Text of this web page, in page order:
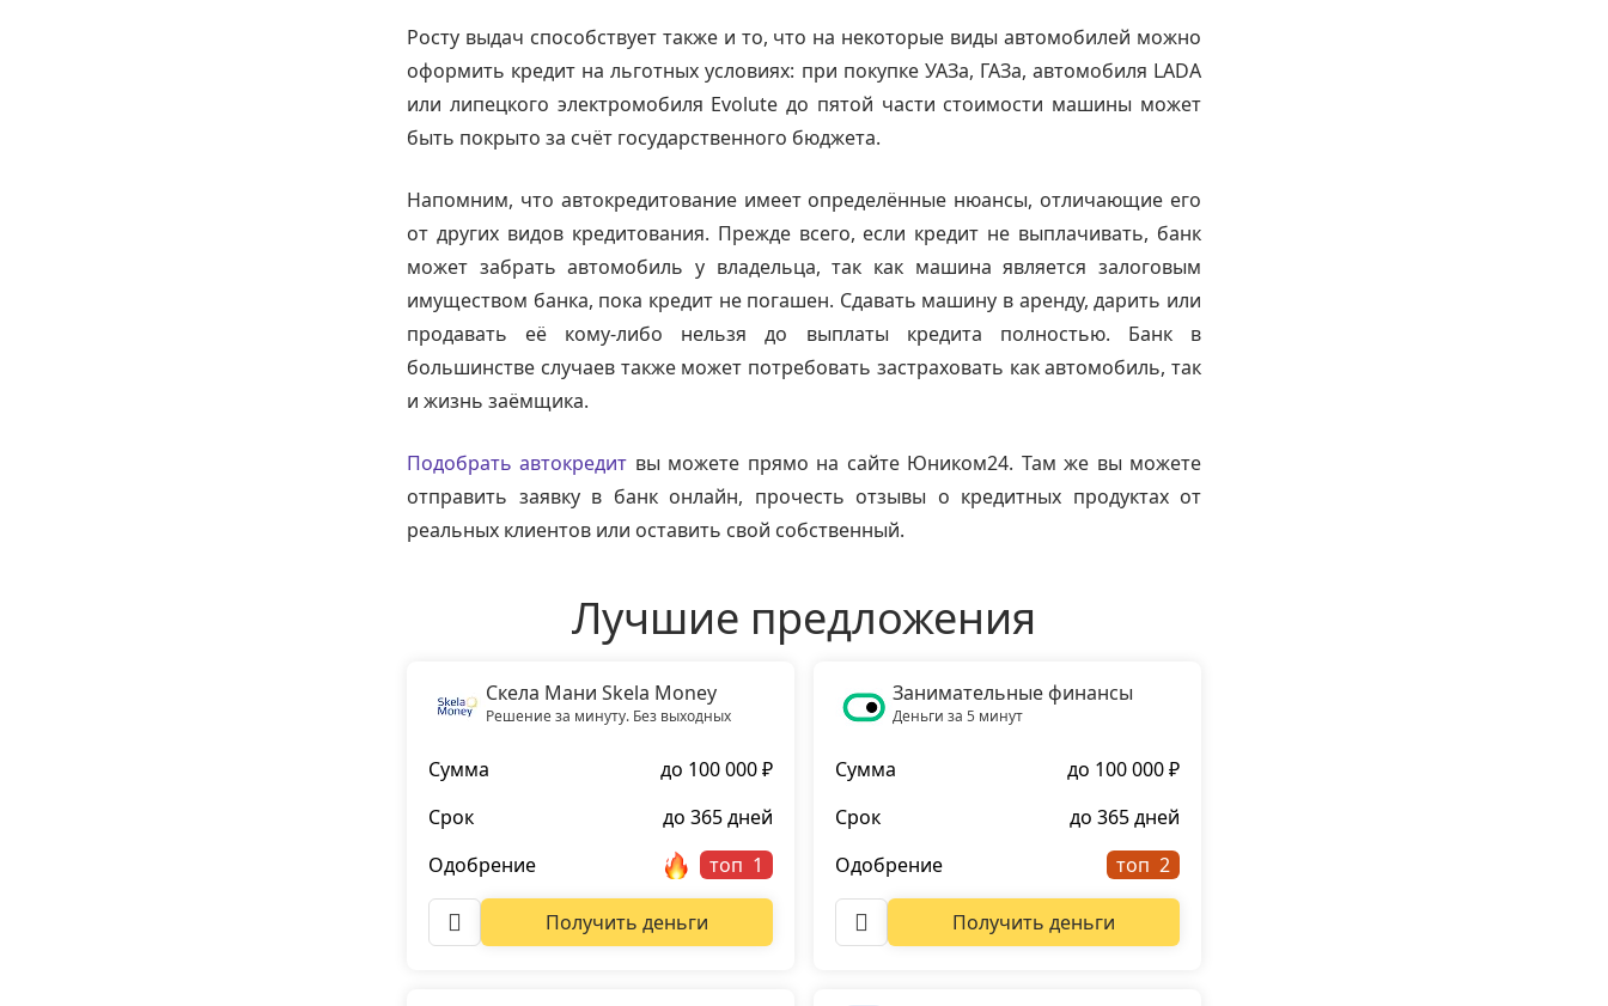
Росту выдач способствует также и то, что на некоторые виды автомобилей можно
оформить кредит на льготных условиях: при покупке УАЗа, ГАЗа, автомобиля LADA
или липецкого электромобиля Evolute до пятой части стоимости машины может
быть покрыто за счёт государственного бюджета.
Напомним, что автокредитование имеет определённые нюансы, отличающие его
от других видов кредитования. Прежде всего, если кредит не выплачивать, банк
может забрать автомобиль у владельца, так как машина является залоговым
имуществом банка, пока кредит не погашен. Сдавать машину в аренду, дарить или
продавать её кому-либо нельзя до выплаты кредита полностью. Банк в
большинстве случаев также может потребовать застраховать как автомобиль, так
и жизнь заёмщика.
Подобрать автокредит вы можете прямо на сайте Юником24. Там же вы можете
отправить заявку в банк онлайн, прочесть отзывы о кредитных продуктах от
реальных клиентов или оставить свой собственный.
Лучшие предложения
Скела Мани Skela Money
Решение за минуту. Без выходных
Сумма
до 100 000 ₽
Срок
до 365 дней
Одобрение
топ
Получить деньги
Занимательные финансы
Деньги за 5 минут
Сумма
до 100 000 ₽
Срок
до 365 дней
Одобрение
топ
Получить деньги